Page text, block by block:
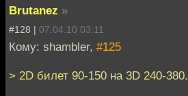
Brutanez »
#128 | 07.04.10 03:11
Кому: shambler, #125
> 2D билет 90-150 на 3D 240-380.